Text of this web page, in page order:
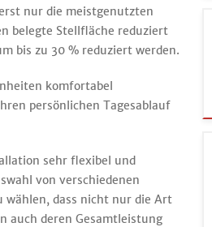
nur die meistgenutzten
belegte Stellfläche reduziert
bis zu 30 % reduziert werden.
komfortabel
persönlichen Tagesablauf
sehr flexibel und
von verschiedenen
wählen, dass nicht nur die Art
auch deren Gesamtleistung